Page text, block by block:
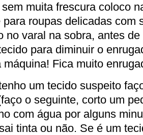
muita frescura coloco
para roupas delicadas com
no varal na sobra, antes
para diminuir o
máquina! Fica muito
um tecido suspeito
o seguinte, corto um
com água por alguns
tinta ou não. Se é um